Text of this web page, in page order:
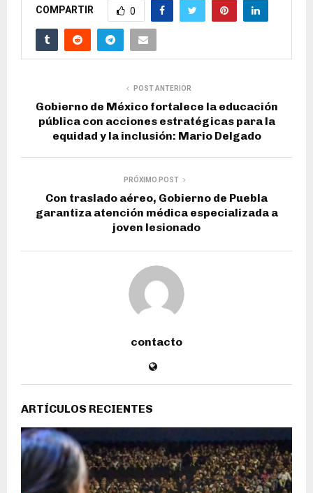
COMPARTIR 0
POST ANTERIOR
Gobierno de México fortalece la educación
pública con acciones estratégicas para la
equidad y la inclusión: Mario Delgado
PRÓXIMO POST
Con traslado aéreo, Gobierno de Puebla
garantiza atención médica especializada a
joven lesionado
contacto
ARTÍCULOS RECIENTES